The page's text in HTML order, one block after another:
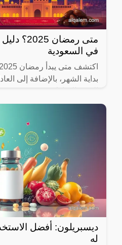
متى
في السعودية
بداية الشهر، بالإضافة إلى
ديسبريلون: أفضل
له